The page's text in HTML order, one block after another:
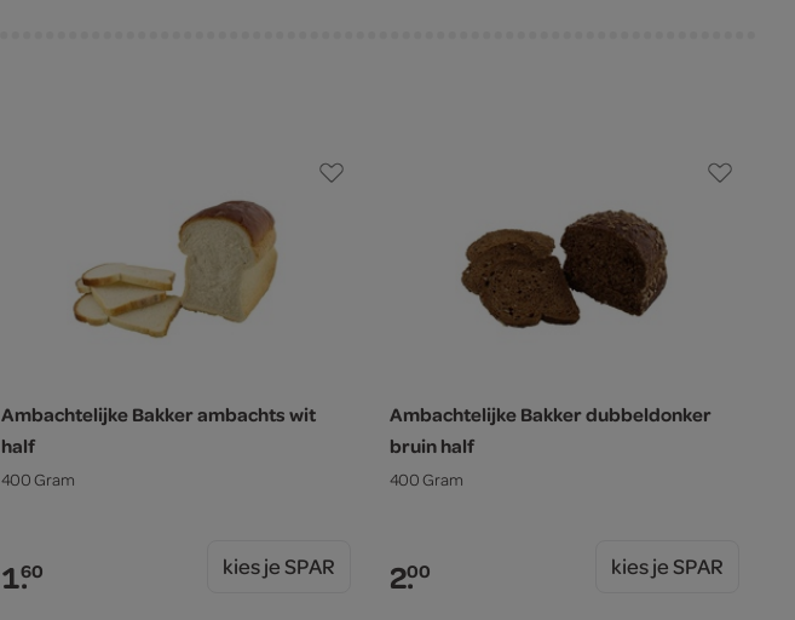
Ambachtelijke Bakker ambachts wit
half
400 Gram
1.60 kies je SPAR
Ambachtelijke Bakker dubbeldonker
bruin half
400 Gram
2.00 kies je SPAR